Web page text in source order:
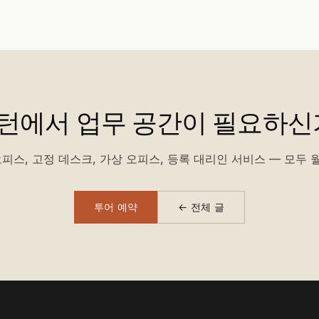
에서 업무 공간이 필요하신
피스, 고정 데스크, 가상 오피스, 등록 대리인 서비스 — 모두
투어 예약 ← 전체 글